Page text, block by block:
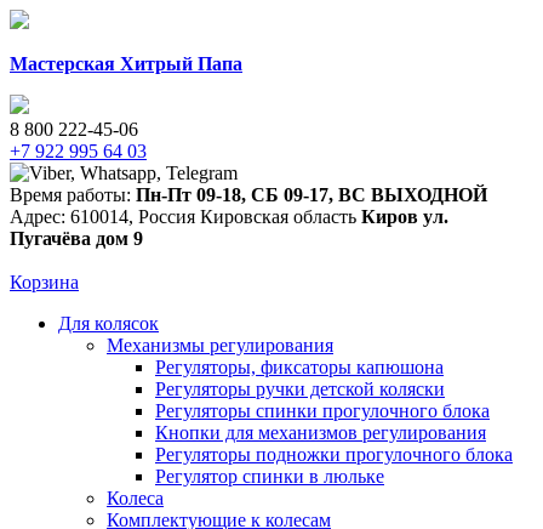
Мастерская Хитрый Папа
8 800 222-45-06
+7 922 995 64 03
Время работы: Пн-Пт 09-18, СБ 09-17, ВС ВЫХОДНОЙ
Адрес: 610014, Россия Кировская область Киров ул.
Пугачёва дом 9
Корзина
Для колясок
Механизмы регулирования
Регуляторы, фиксаторы капюшона
Регуляторы ручки детской коляски
Регуляторы спинки прогулочного блока
Кнопки для механизмов регулирования
Регуляторы подножки прогулочного блока
Регулятор спинки в люльке
Колеса
Комплектующие к колесам